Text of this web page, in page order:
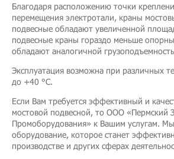
Благодаря расположению точки
перемещения электротали, краны
подвесные обладают увеличенной
подвесные краны гораздо меньше
обладают аналогичной
Эксплуатация возможна при различных
до +40 °C.
Если Вам требуется эффективный и
мостовой подвесной, то ООО «Пермский
Промоборудования» к Вашим услугам.
оборудование, которое станет
производстве и других сферах